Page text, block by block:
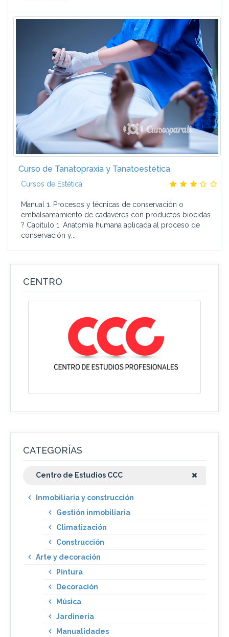
Curso de Tanatopraxia y Tanatoestética
Cursos de Estética
Manual 1. Procesos y técnicas de conservación o
embalsamamiento de cadáveres con productos biocidas.
? Capítulo 1. Anatomía humana aplicada al proceso de
conservación y...
CENTRO
CATEGORÍAS
Centro de Estudios CCC
Inmobiliaria y construcción
Gestión inmobiliaria
Climatización
Construcción
Arte y decoración
Pintura
Decoración
Música
Jardineria
Manualidades